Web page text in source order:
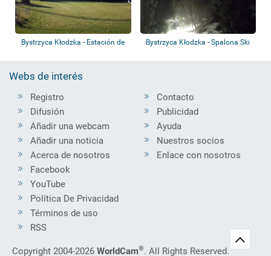
Bystrzyca Kłodzka - Estación de
Bystrzyca Kłodzka - Spalona Ski
Webs de interés
Registro
Difusión
Añadir una webcam
Añadir una noticia
Acerca de nosotros
Contacto
Publicidad
Ayuda
Nuestros socios
Enlace con nosotros
Facebook
YouTube
Política De Privacidad
Términos de uso
RSS
Copyright 2004-2026 WorldCam®. All Rights Reserved.